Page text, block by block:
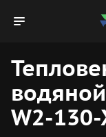
W2-130-